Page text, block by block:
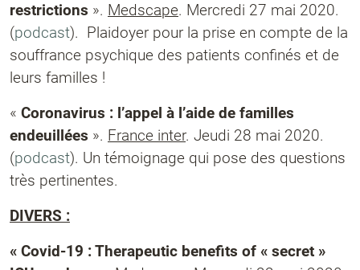
restrictions ». Medscape. Mercredi 27 mai 2020.
(podcast). Plaidoyer pour la prise en compte de la
souffrance psychique des patients confinés et de
leurs familles !
« Coronavirus : l’appel à l’aide de familles
endeuillées ». France inter. Jeudi 28 mai 2020.
(podcast). Un témoignage qui pose des questions
très pertinentes.
DIVERS :
« Covid-19 : Therapeutic benefits of « secret »